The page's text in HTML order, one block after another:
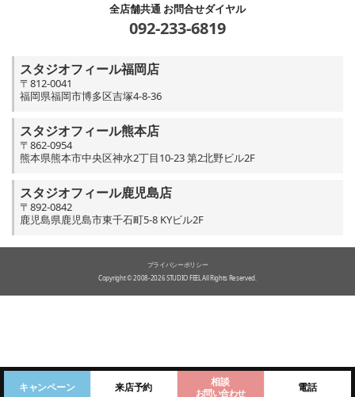
キャンペーン 来店予約 相談
お問い合わせ 電話
全店舗共通 お問合せダイヤル
092-233-6819
スタジオフィール福岡店
〒812-0041
福岡県福岡市博多区吉塚4-8-36
スタジオフィール熊本店
〒862-0954
熊本県熊本市中央区神水2丁目10-23 第2北野ビル2F
スタジオフィール鹿児島店
〒892-0842
鹿児島県鹿児島市東千石町5-8 KYビル2F
プライバシーポリシー
Copyright © 2008-2026 STUDIO FEEL All Rights Reserved.